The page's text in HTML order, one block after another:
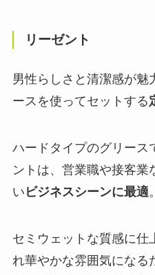
リーゼント
男性らしさと清潔感が魅
ースを使ってセットする
ハードタイプのグリース
ントは、営業職や接客業
い ビジネスシーンに最適。
セミウェットな質感に仕
れ華やかな雰囲気になる